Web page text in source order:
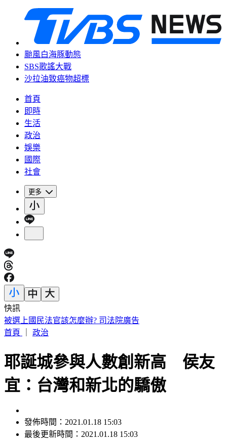
颱風白海豚動態
SBS歌謠大戰
沙拉油致癌物超標
首頁
即時
生活
政治
娛樂
國際
社會
更多
快訊
快訊／泰國校園槍擊7死！3師3生中彈喪命 學生槍手輕生亡
首頁
政治
耶誕城參與人數創新高 侯友
宜：台灣和新北的驕傲
發佈時間：2021.01.18 15:03
最後更新時間：2021.01.18 15:03